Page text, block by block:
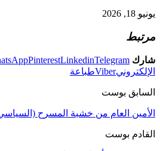
يونيو 18, 2026
مرتبط
شارك PinterestLinkedinTelegram
الإلكترونيViberطباعة
السابق بوست
الأمين العام من خشبة المسرح
القادم بوست